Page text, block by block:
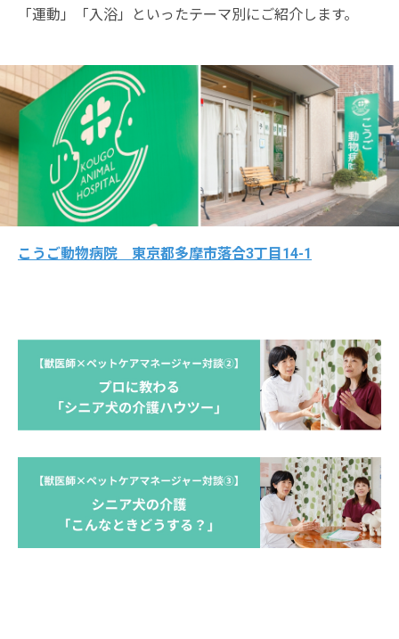
「運動」「入浴」といったテーマ別にご紹介します。
こうご動物病院 東京都多摩市落合3丁目14-1